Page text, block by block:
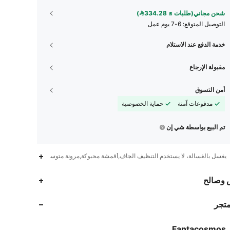
شحن مجاني(طلبات ≥ 334.28)
التوصيل المتوقع: 6-7 يوم عمل
خدمة الدفع عند الاستلام
مقبولة الإرجاع
أمن التسوق
مدفوعات آمنة
حماية الخصوصية
تم البيع بواسطة شي إن
يغسل بالغسالة، لا يستخدم التنظيف الجاف,أقمشة محبوكة,مرونة متوسطة
وصالح
4.92